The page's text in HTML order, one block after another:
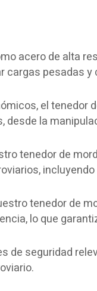
acero de alta
cargas pesadas y
el tenedor
desde la
tenedor de
incluyendo
tenedor de
lo que
de seguridad